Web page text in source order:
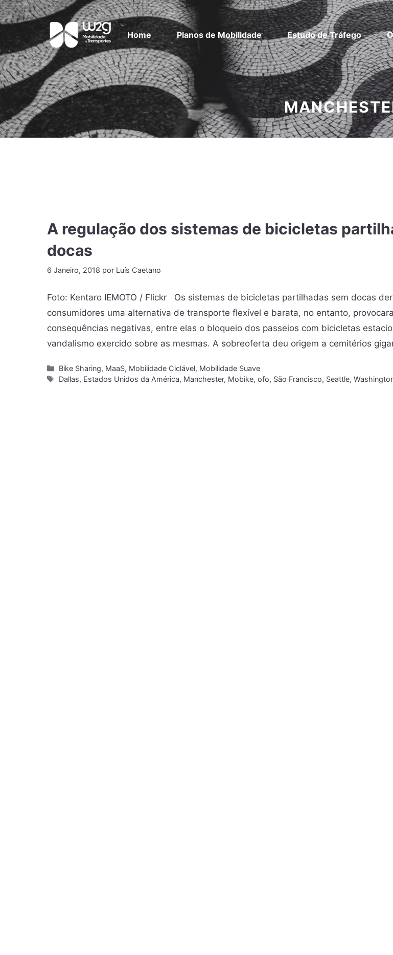
Home Planos de Mobilidade Estudo de Tráfego
A regulação dos sistemas de bicicletas
docas
6 Janeiro, 2018 por Luís Caetano
Foto: Kentaro IEMOTO / Flickr Os sistemas de bicicletas partilhadas sem docas
consumidores uma alternativa de transporte flexível e barata, no entanto,
consequências negativas, entre elas o bloqueio dos passeios com bicicletas
vandalismo exercido sobre as mesmas. A sobreoferta deu origem a cemitérios
Bike Sharing, MaaS, Mobilidade Ciclável, Mobilidade Suave
Dallas, Estados Unidos da América, Manchester, Mobike,ofo, São Francisco, Seattle,